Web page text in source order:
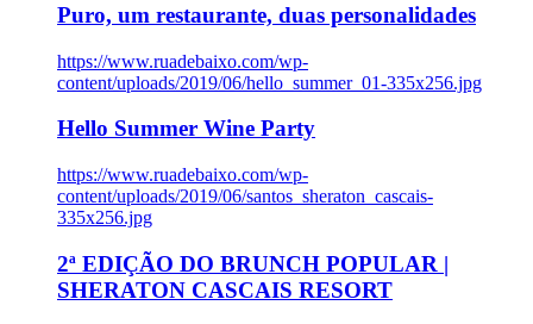
Puro, um restaurante, duas personalidades
https://www.ruadebaixo.com/wp-
content/uploads/2019/06/hello_summer_01-335x256.jpg
Hello Summer Wine Party
https://www.ruadebaixo.com/wp-
content/uploads/2019/06/santos_sheraton_cascais-
335x256.jpg
2ª EDIÇÃO DO BRUNCH POPULAR |
SHERATON CASCAIS RESORT